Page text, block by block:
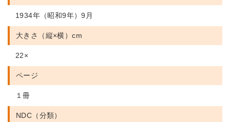
1934年（昭和9年）9月
大きさ（縦×横）cm
22×
ページ
１冊
NDC（分類）